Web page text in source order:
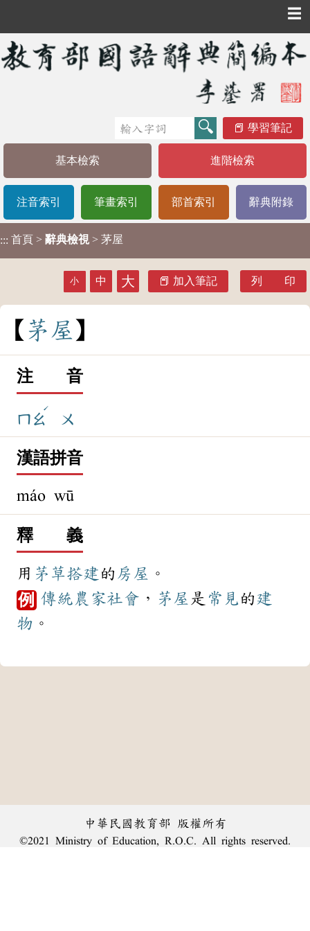
☰
學習筆記
基本檢索 進階檢索
注音索引 筆畫索引 部首索引 辭典附錄
::: 首頁 > 辭典檢視 > 茅屋
小 中 大 加入筆記 列 印
茅屋
注 音
ㄇㄠ
ˊ
ㄨ
漢語拼音
máo wū
釋 義
用 茅草搭建 的 房屋 。
例 傳統 農家社會 ， 茅屋 是 常見 的 建
物 。
中華民國教育部 版權所有
©2021 Ministry of Education, R.O.C. All rights reserved.